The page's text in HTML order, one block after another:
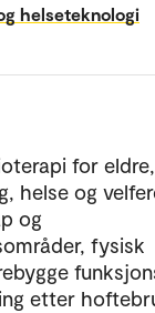
helseteknologi
for eldre,
helse og
og
fysisk
etter